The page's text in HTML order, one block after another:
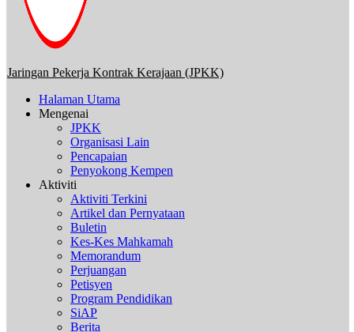
Jaringan Pekerja Kontrak Kerajaan (JPKK)
Halaman Utama
Mengenai
JPKK
Organisasi Lain
Pencapaian
Penyokong Kempen
Aktiviti
Aktiviti Terkini
Artikel dan Pernyataan
Buletin
Kes-Kes Mahkamah
Memorandum
Perjuangan
Petisyen
Program Pendidikan
SiAP
Berita